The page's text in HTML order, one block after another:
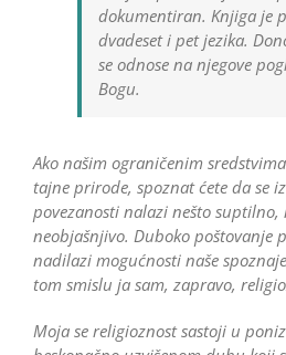
dokumentiran. Knjiga je
dvadeset i pet jezika.
se odnose na njegove
Bogu.
Ako našim ograničenim
tajne prirode, spoznat ćete da se
povezanosti nalazi nešto
neobjašnjivo. Duboko poštovanje
nadilazi mogućnosti naše
tom smislu ja sam, zapravo,
Moja se religioznost sastoji u